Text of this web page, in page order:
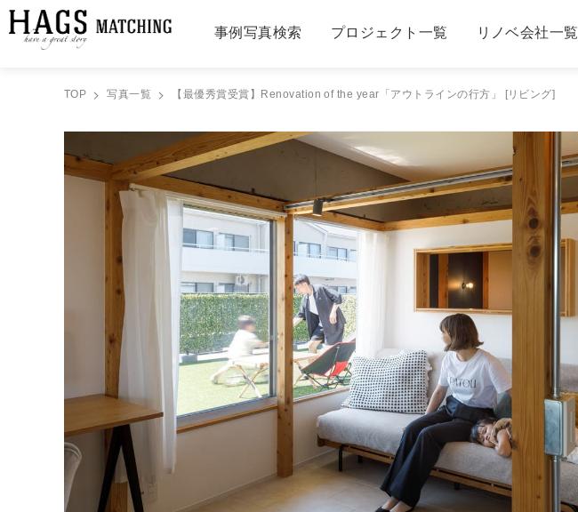
事例写真検索 プロジェクト一覧 リノベ会社一覧
TOP 写真一覧 【最優秀賞受賞】Renovation of the year「アウトラインの行方」 [リビング]